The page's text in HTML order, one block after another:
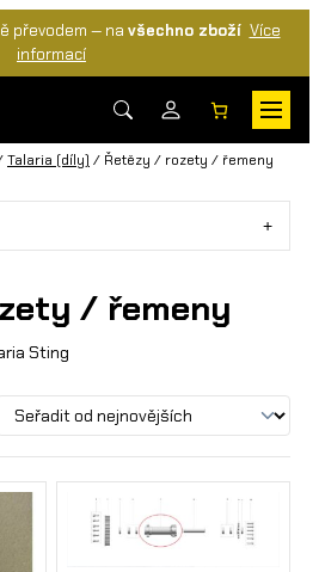
převodem — na všechno zboží Více
informací
Talaria (díly) / Řetězy / rozety / řemeny
/ řemeny
Sting